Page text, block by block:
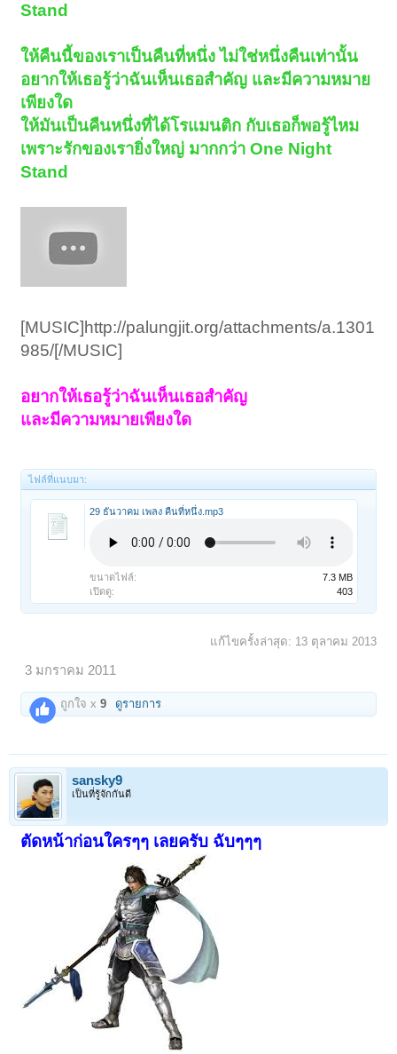
Stand
ให้คืนนี้ของเราเป็นคืนที่หนึ่ง ไม่ใช่หนึ่งคืนเท่านั้น
อยากให้เธอรู้ว่าฉันเห็นเธอสำคัญ และมีความหมาย
เพียงใด
ให้มันเป็นคืนหนึ่งที่ได้โรแมนติก กับเธอก็พอรู้ไหม
เพราะรักของเรายิ่งใหญ่ มากกว่า One Night
Stand
[MUSIC]http://palungjit.org/attachments/a.1301
985/[/MUSIC]
อยากให้เธอรู้ว่าฉันเห็นเธอสำคัญ
และมีความหมายเพียงใด
ไฟล์ที่แนบมา:
29 ธันวาคม เพลง คืนที่หนึ่ง.mp3
ขนาดไฟล์:
7.3 MB
เปิดดู:
403
แก้ไขครั้งล่าสุด: 13 ตุลาคม 2013
3 มกราคม 2011
ถูกใจ x9 ดูรายการ
sansky9
เป็นที่รู้จักกันดี
ตัดหน้าก่อนใครๆๆ เลยครับ ฉับๆๆๆ